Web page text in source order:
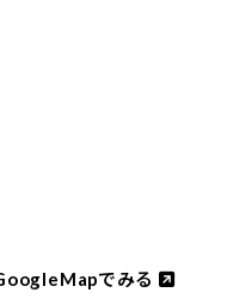
でみる